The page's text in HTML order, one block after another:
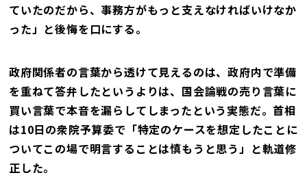
ていたのだから、事務方がもっと支えなければいけなか
った」と後悔を口にする。
政府関係者の言葉から透けて見えるのは、政府内で準備
を重ねて答弁したというよりは、国会論戦の売り言葉に
買い言葉で本音を漏らしてしまったという実態だ。首相
は10日の衆院予算委で「特定のケースを想定したことに
ついてこの場で明言することは慎もうと思う」と軌道修
正した。